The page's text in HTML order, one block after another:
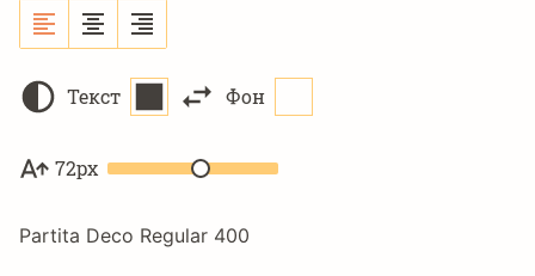
Текст Фон
72px
Partita Deco Regular 400